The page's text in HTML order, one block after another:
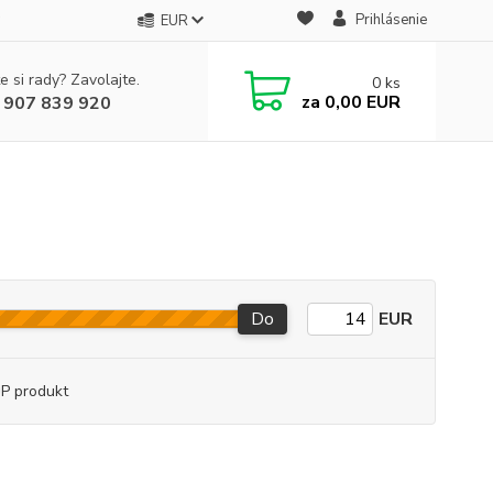
EUR Prihlásenie
si rady? Zavolajte.
839 920
0 ks
za 0,00 EUR
Do EUR
produkt